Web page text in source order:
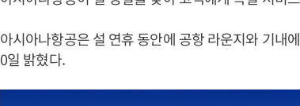
아시아나항공은 설 연휴 동안에 공항 라운지와 기내
0일 밝혔다.